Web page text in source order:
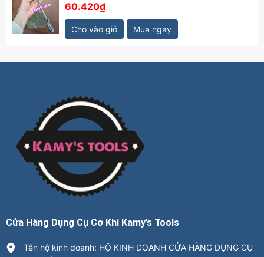
60.420₫
Cho vào giỏ Mua ngay
Cửa Hàng Dụng Cụ Cơ Khí Kamy’s Tools
Tên hộ kinh doanh: HỘ KINH DOANH CỬA HÀNG DỤNG CỤ